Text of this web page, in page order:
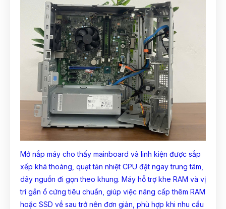
Mở nắp máy cho thấy mainboard và linh kiện được sắp
xếp khá thoáng, quạt tản nhiệt CPU đặt ngay trung tâm,
dây nguồn đi gọn theo khung. Máy hỗ trợ khe RAM và vị
trí gắn ổ cứng tiêu chuẩn, giúp việc nâng cấp thêm RAM
hoặc SSD về sau trở nên đơn giản, phù hợp khi nhu cầu